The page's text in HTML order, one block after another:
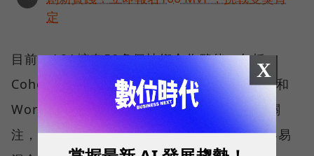
定
目前，A2A擁有50多個技術合作夥伴，包括
Cohere、Langchain、PayPal、Salesforce和
Workday等，未來，A2A如果成功獲得廣泛關
注，將會加速AI代理的生態系統，讓企業更容易
X